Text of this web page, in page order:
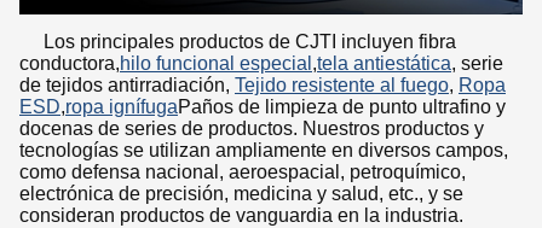
Los principales productos de CJTI incluyen fibra
conductora,hilo funcional especial ,tela antiestática, serie
de tejidos antirradiación, Tejido resistente al fuego, Ropa
ESD,ropa ignífugaPaños de limpieza de punto ultrafino y
docenas de series de productos. Nuestros productos y
tecnologías se utilizan ampliamente en diversos campos,
como defensa nacional, aeroespacial, petroquímico,
electrónica de precisión, medicina y salud, etc., y se
consideran productos de vanguardia en la industria.